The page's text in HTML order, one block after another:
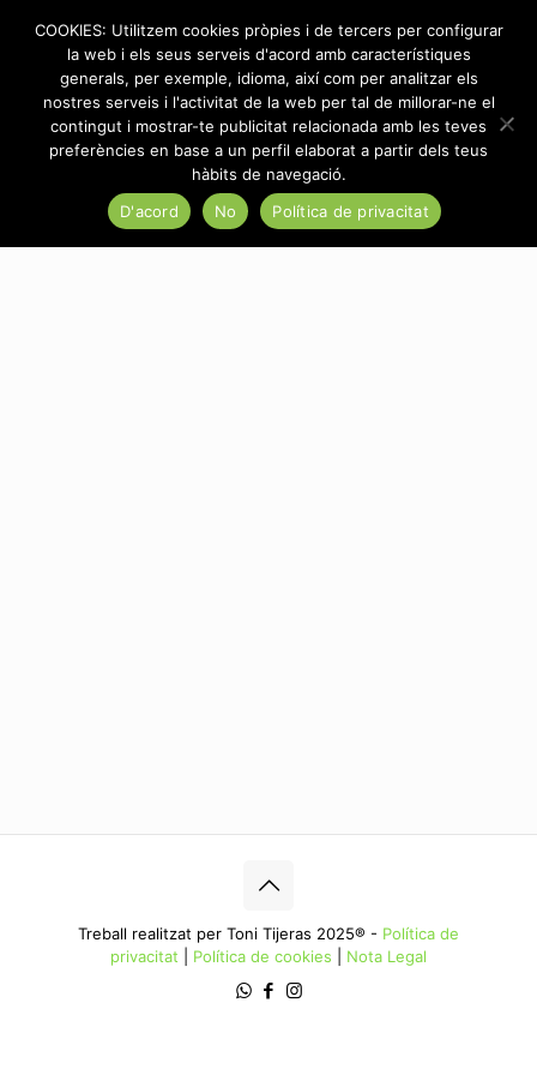
Categories Tags Authors Show all
There are no posts on the list.
Treball realitzat per Toni Tijeras 2025® - Política de
privacitat
Política de cookies Nota Legal
COOKIES: Utilitzem cookies pròpies i de tercers per configurar
la web i els seus serveis d'acord amb característiques
generals, per exemple, idioma, així com per analitzar els
nostres serveis i l'activitat de la web per tal de millorar-ne el
contingut i mostrar-te publicitat relacionada amb les teves
preferències en base a un perfil elaborat a partir dels teus
hàbits de navegació.
D'acord
No Política de privacitat